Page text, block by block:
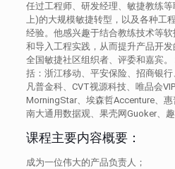
任过工程师、研发经理、敏捷教练
上)的大规模敏捷转型，以及各种工
经验。他感兴趣于结合教练技术等
和导入工程实践，从而提升产品开
全国敏捷社区组织者、评委和嘉宾
括：浙江移动、平安保险、招商银行
凡普金科、CVT视源科技、唯品会
MorningStar、埃森哲Accenture、惠
南大通用数据观、果壳网Guoker、
课程主要内容概要：
成为一位伟大的产品负责人；